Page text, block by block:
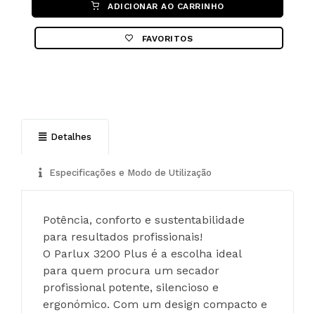
ADICIONAR AO CARRINHO
FAVORITOS
Detalhes
Especificações e Modo de Utilização
Potência, conforto e sustentabilidade
para resultados profissionais!
O Parlux 3200 Plus é a escolha ideal
para quem procura um secador
profissional potente, silencioso e
ergonómico. Com um design compacto e